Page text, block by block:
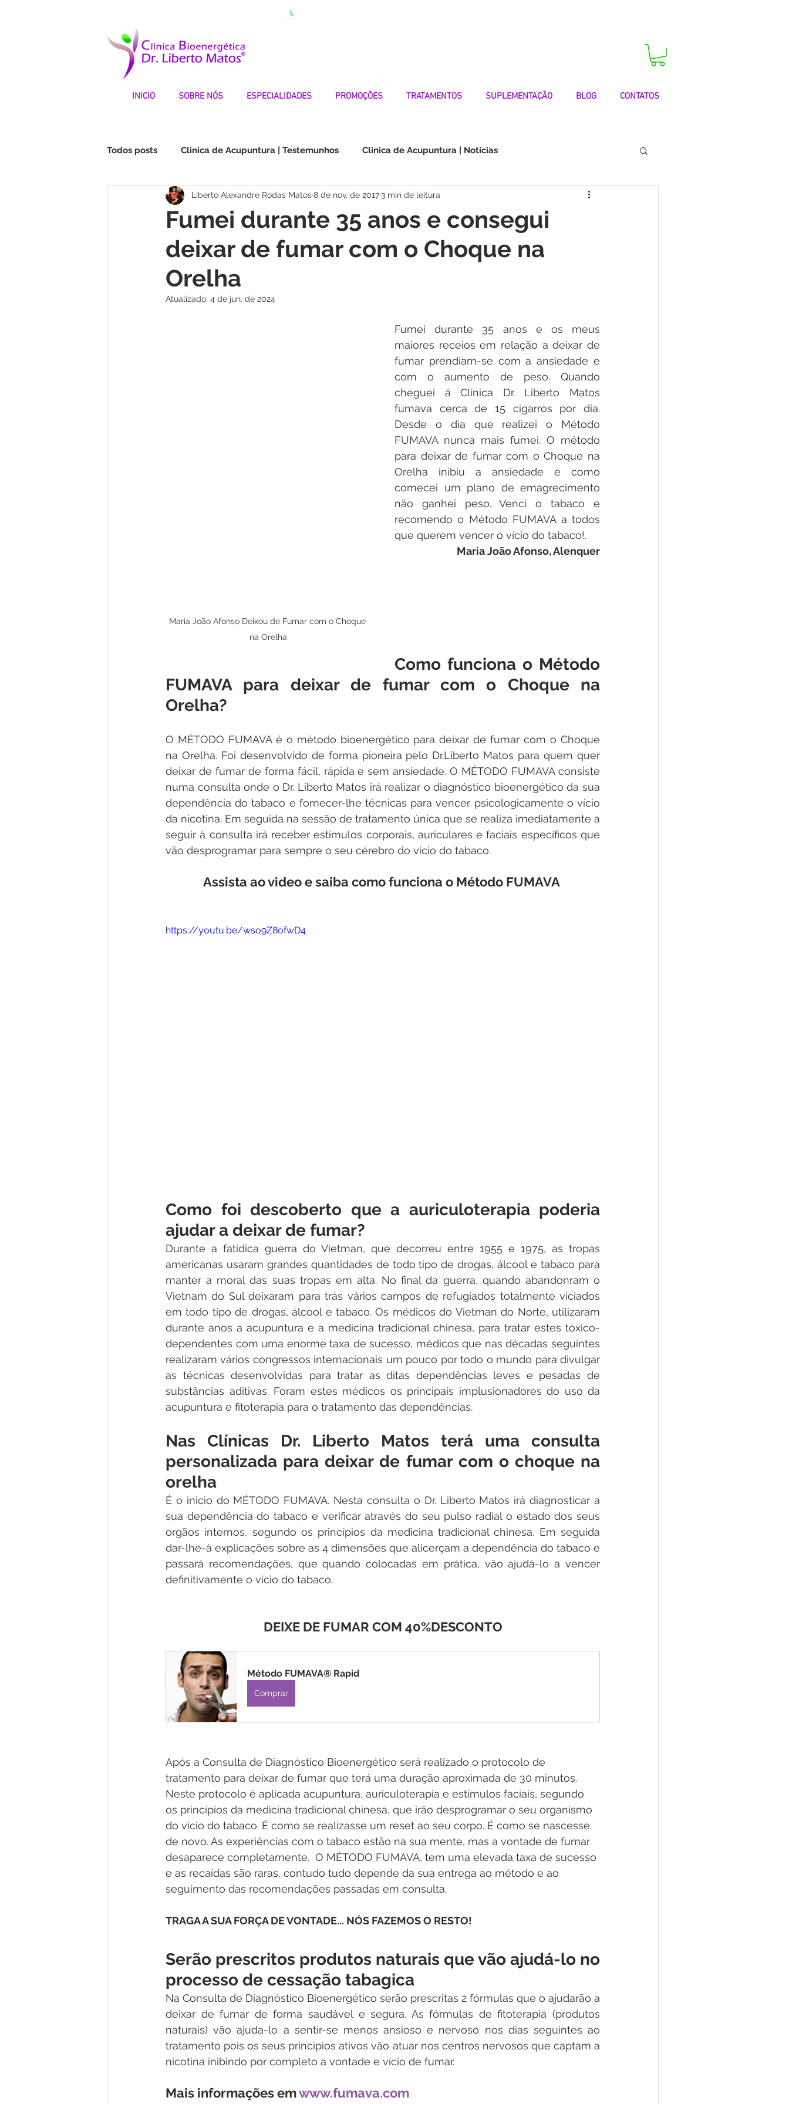
INICIO SOBRE NÓS ESPECIALIDADES PROMOÇÕES TRATAMENTOS SUPLEMENTAÇÃO BLOG CONTATOS
Todos posts Clinica de Acupuntura | Testemunhos Clinica de Acupuntura | Notícias
Fibromialgia | Testemunhos Choque na Orelha | Testemunhos Doenças Autoimunes | Testemunhos
STOP DEPRESSÃO | Testemunhos Medicina Quântica | Testemunhos
Fumei durante 35 anos e consegui
deixar de fumar com o Choque na
Orelha
Liberto Alexandre Rodas Matos8 de nov. de 2017 3 min de leitura
Atualizado: 4 de jun. de 2024
Maria João Afonso Deixou de Fumar com o Choque
na Orelha
Fumei durante 35 anos e os meus
maiores receios em relação a deixar de
fumar prendiam-se com a ansiedade e
com o aumento de peso. Quando
cheguei á Clínica Dr. Liberto Matos
fumava cerca de 15 cigarros por dia.
Desde o dia que realizei o Método
FUMAVA nunca mais fumei. O método
para deixar de fumar com o Choque na
Orelha inibiu a ansiedade e como
comecei um plano de emagrecimento
não ganhei peso. Venci o tabaco e
recomendo o Método FUMAVA a todos
que querem vencer o vício do tabaco!.
Maria João Afonso, Alenquer
Como funciona o Método
FUMAVA para deixar de fumar com o Choque na
Orelha?
O MÉTODO FUMAVA é o método bioenergético para deixar de fumar com o Choque
na Orelha. Foi desenvolvido de forma pioneira pelo Dr.Liberto Matos para quem quer
deixar de fumar de forma fácil, rápida e sem ansiedade. O MÉTODO FUMAVA consiste
numa consulta onde o Dr. Liberto Matos irá realizar o diagnóstico bioenergético da sua
dependência do tabaco e fornecer-lhe técnicas para vencer psicologicamente o vício
da nicotina. Em seguida na sessão de tratamento única que se realiza imediatamente a
seguir à consulta irá receber estímulos corporais, auriculares e faciais específicos que
vão desprogramar para sempre o seu cérebro do vício do tabaco.
Assista ao video e saiba como funciona o Método FUMAVA
https://youtu.be/wso9Z8ofwD4
Como foi descoberto que a auriculoterapia poderia
ajudar a deixar de fumar?
Durante a fatídica guerra do Vietman, que decorreu entre 1955 e 1975, as tropas
americanas usaram grandes quantidades de todo tipo de drogas, álcool e tabaco para
manter a moral das suas tropas em alta. No final da guerra, quando abandonram o
Vietnam do Sul deixaram para trás vários campos de refugiados totalmente viciados
em todo tipo de drogas, álcool e tabaco. Os médicos do Vietman do Norte, utilizaram
durante anos a acupuntura e a medicina tradicional chinesa, para tratar estes tóxico-
dependentes com uma enorme taxa de sucesso, médicos que nas décadas seguintes
realizaram vários congressos internacionais um pouco por todo o mundo para divulgar
as técnicas desenvolvidas para tratar as ditas dependências leves e pesadas de
substâncias aditivas. Foram estes médicos os principais implusionadores do uso da
acupuntura e fitoterapia para o tratamento das dependências.
Nas Clínicas Dr. Liberto Matos terá uma consulta
personalizada para deixar de fumar com o choque na
orelha
É o inicio do MÉTODO FUMAVA. Nesta consulta o Dr. Liberto Matos irá diagnosticar a
sua dependência do tabaco e verificar através do seu pulso radial o estado dos seus
orgãos internos, segundo os princípios da medicina tradicional chinesa. Em seguida
dar-lhe-à explicações sobre as 4 dimensões que alicerçam a dependência do tabaco e
passará recomendações, que quando colocadas em prática, vão ajudá-lo a vencer
definitivamente o vício do tabaco.
DEIXE DE FUMAR COM 40%DESCONTO
Método FUMAVA® Rapid
Comprar
Após a Consulta de Diagnóstico Bioenergético será realizado o protocolo de
tratamento para deixar de fumar que terá uma duração aproximada de 30 minutos.
Neste protocolo é aplicada acupuntura, auriculoterapia e estímulos faciais, segundo
os princípios da medicina tradicional chinesa, que irão desprogramar o seu organismo
do vício do tabaco. É como se realizasse um reset ao seu corpo. É como se nascesse
de novo. As experiências com o tabaco estão na sua mente, mas a vontade de fumar
desaparece completamente.  O MÉTODO FUMAVA, tem uma elevada taxa de sucesso
e as recaídas são raras, contudo tudo depende da sua entrega ao método e ao
seguimento das recomendações passadas em consulta.
TRAGA A SUA FORÇA DE VONTADE... NÓS FAZEMOS O RESTO!
Serão prescritos produtos naturais que vão ajudá-lo no
processo de cessação tabagica
Na Consulta de Diagnóstico Bioenergético serão prescritas 2 fórmulas que o ajudarão a
deixar de fumar de forma saudável e segura. As fórmulas de fitoterapia (produtos
naturais) vão ajuda-lo a sentir-se menos ansioso e nervoso nos dias seguintes ao
tratamento pois os seus principios ativos vão atuar nos centros nervosos que captam a
nicotina inibindo por completo a vontade e vício de fumar.
Mais informações em www.fumava.com